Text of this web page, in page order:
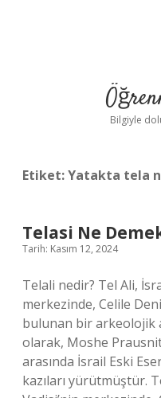
Bilgiyle
Etiket:Yatakta tela
Telasi Ne
Tarih: Kasım 12, 2024
Telali nedir? Tel Ali,
merkezinde, Celile
bulunan bir arkeolojik
olarak, Moshe
arasında İsrail Eski
kazıları yürütmüştür.